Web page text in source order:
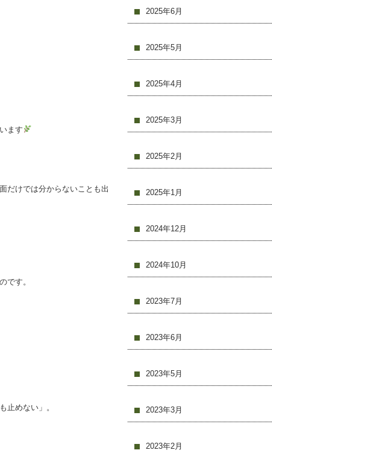
ます
だけでは分からないことも出
です。
止めない」。
2025年6月
2025年5月
2025年4月
2025年3月
2025年2月
2025年1月
2024年12月
2024年10月
2023年7月
2023年6月
2023年5月
2023年3月
2023年2月